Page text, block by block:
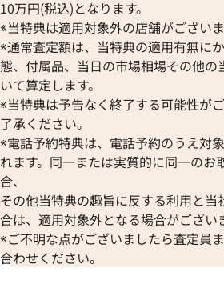
10万円(税込)となります。
※当特典は適用対象外の店舗がございま
※通常査定額は、当特典の適用有無に
態、付属品、当日の市場相場その他の
いて算定します。
※当特典は予告なく終了する可能性が
了承ください。
※電話予約特典は、電話予約のうえ対
れます。同一または実質的に同一のお
合、
その他当特典の趣旨に反する利用と
合は、適用対象外となる場合がござい
※ご不明な点がございましたら査定員
合わせください。